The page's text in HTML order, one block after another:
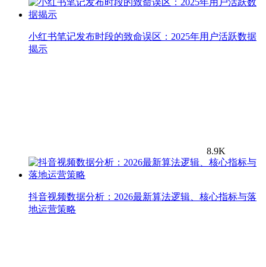
小红书笔记发布时段的致命误区：2025年用户活跃数据
揭示
8.9K
抖音视频数据分析：2026最新算法逻辑、核心指标与落
地运营策略